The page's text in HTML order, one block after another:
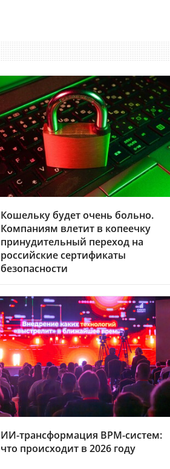
Кошельку будет очень больно.
Компаниям влетит в копеечку
принудительный переход на
российские сертификаты
безопасности
ИИ-трансформация BPM-систем:
что происходит в 2026 году